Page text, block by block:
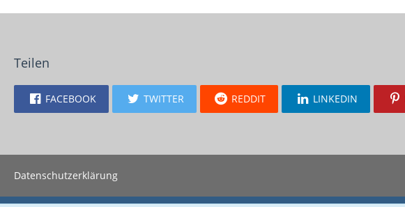
Teilen
FACEBOOK TWITTER REDDIT LINKEDIN
Datenschutzerklärung